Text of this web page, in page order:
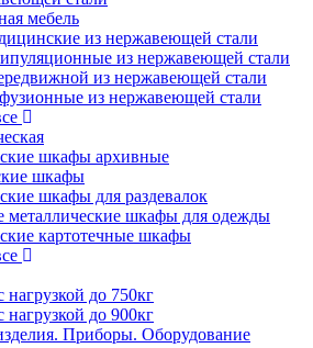
мебель
из нержавеющей стали
из нержавеющей стали
из нержавеющей стали
из нержавеющей стали
шкафы архивные
шкафы
шкафы для раздевалок
металлические шкафы для одежды
картотечные шкафы
нагрузкой до 750кг
нагрузкой до 900кг
Приборы. Оборудование